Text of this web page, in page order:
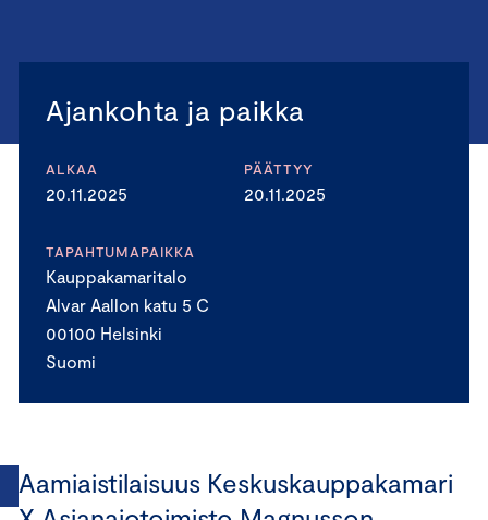
Ajankohta ja paikka
ALKAA
20.11.2025
PÄÄTTYY
20.11.2025
TAPAHTUMAPAIKKA
Kauppakamaritalo
Alvar Aallon katu 5 C
00100 Helsinki
Suomi
Aamiaistilaisuus Keskuskauppakamari